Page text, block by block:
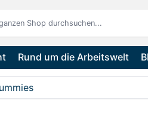
Rund um die Arbeitswelt